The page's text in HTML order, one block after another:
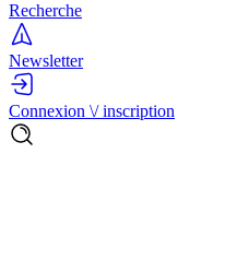
Recherche
Newsletter
Connexion \/ inscription